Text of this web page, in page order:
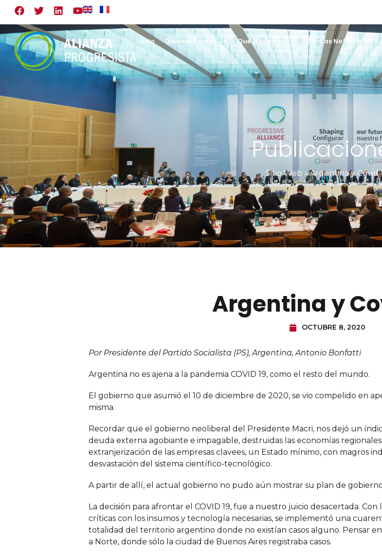
Inicio Quiénes Somos Qué Hacemos Últimas Noticias
Sitio Web »Argentina y Covid
Argentina y
OCTUBRE 8, 2020
Por Presidente del Partido Socialista (PS), Argentina, Antonio Bonfatti
Argentina no es ajena a la pandemia COVID 19, como el resto del mundo.
El gobierno que asumió el 10 de diciembre de 2020, se vio compelido en
misma.
Recordar que el gobierno neoliberal del Presidente Macri, nos dejó un
deuda externa agobiante e impagable, destruidas las economías
extranjerización de las empresas clavees, un Estado mínimo, con magros
desvastación del sistema científico-tecnológico.
A partir de allí, el actual gobierno no pudo aún mostrar su plan de
La decisión para afrontar el COVID 19, fue a nuestro juicio desacertada.
críticas con los insumos y tecnología necesarias, se implementó una
totalidad del territorio argentino donde no existían casos alguno. Pensar
a Norte, donde sólo la ciudad de Buenos Aires registraba casos.